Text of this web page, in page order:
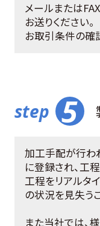
メールまたは
お送りください。
お取引条件の確
加工手配が行わ
に登録され、工
工程をリアルタ
の状況を見失う
また当社では、